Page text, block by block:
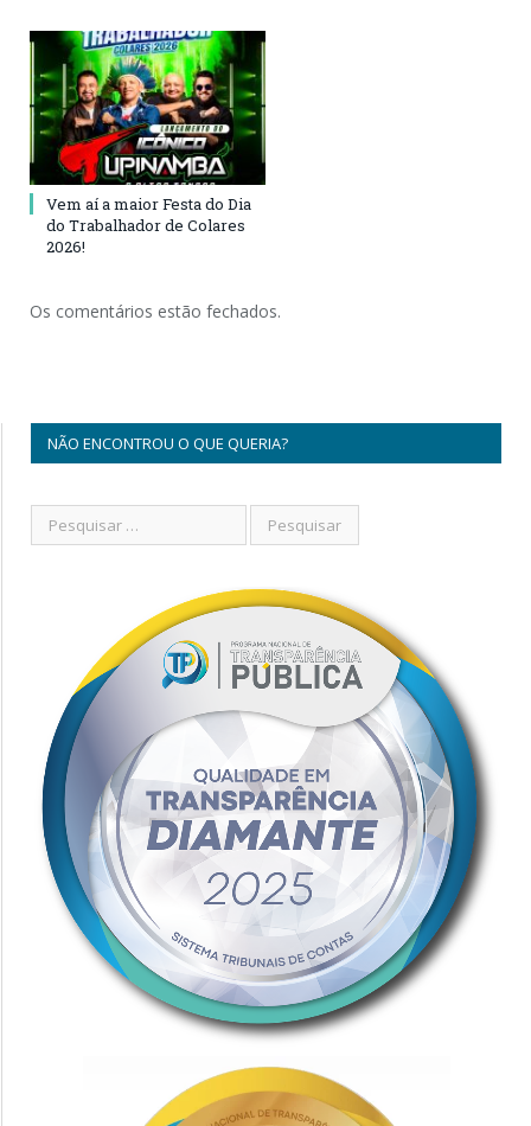
Vem aí a maior Festa do Dia
do Trabalhador de Colares
2026!
Os comentários estão fechados.
NÃO ENCONTROU O QUE QUERIA?